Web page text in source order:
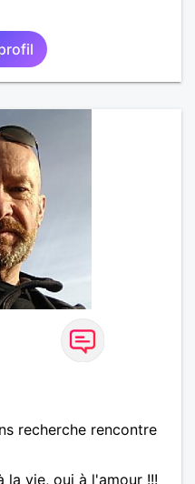
recherche rencontre
la vie, oui à l'amour !!!